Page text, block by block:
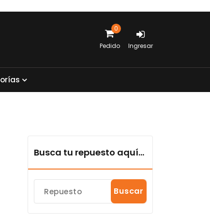
0
Pedido Ingresar
orías
Busca tu repuesto aquí...
Buscar